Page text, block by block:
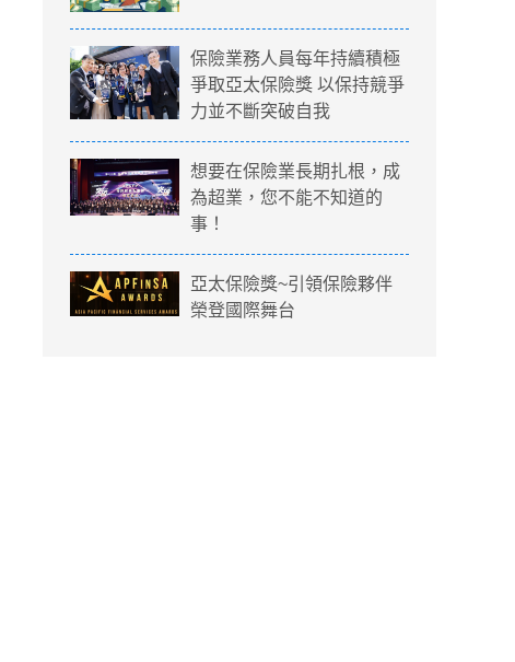
保險業務人員每年持續積極
爭取亞太保險獎 以保持競爭
力並不斷突破自我
想要在保險業長期扎根，成
為超業，您不能不知道的
事！
亞太保險獎~引領保險夥伴
榮登國際舞台